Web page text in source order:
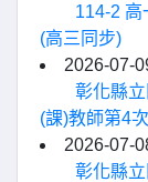
114-2 高
(高三同步)
2026-07-
彰化縣
(課)教師第4
2026-07-
彰化縣